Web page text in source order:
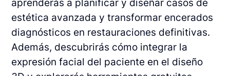
aprenderás a planificar y diseñar casos de
estética avanzada y transformar encerados
diagnósticos en restauraciones definitivas.
Además, descubrirás cómo integrar la
expresión facial del paciente en el diseño